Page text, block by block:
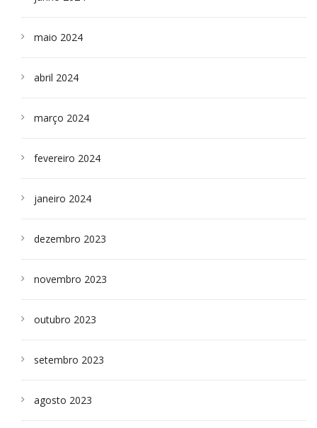
maio 2024
abril 2024
março 2024
fevereiro 2024
janeiro 2024
dezembro 2023
novembro 2023
outubro 2023
setembro 2023
agosto 2023